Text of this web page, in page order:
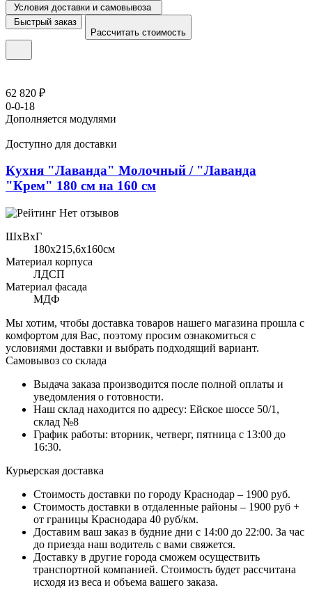
Условия доставки и самовывоза
Быстрый заказ
Рассчитать стоимость
62 820 ₽
0-0-18
Дополняется модулями
Доступно для доставки
Кухня "Лаванда" Молочный / "Лаванда
"Крем" 180 см на 160 см
Нет отзывов
ШхВхГ
180x215,6х160см
Материал корпуса
ЛДСП
Материал фасада
МДФ
Мы хотим, чтобы доставка товаров нашего магазина прошла с
комфортом для Вас, поэтому просим ознакомиться с
условиями доставки и выбрать подходящий вариант.
Самовывоз со склада
Выдача заказа производится после полной оплаты и
уведомления о готовности.
Наш склад находится по адресу: Ейское шоссе 50/1,
склад №8
График работы: вторник, четверг, пятница с 13:00 до
16:30.
Курьерская доставка
Стоимость доставки по городу Краснодар – 1900 руб.
Стоимость доставки в отдаленные районы – 1900 руб +
от границы Краснодара 40 руб/км.
Доставим ваш заказ в будние дни с 14:00 до 22:00. За час
до приезда наш водитель с вами свяжется.
Доставку в другие города сможем осуществить
транспортной компанией. Стоимость будет рассчитана
исходя из веса и объема вашего заказа.